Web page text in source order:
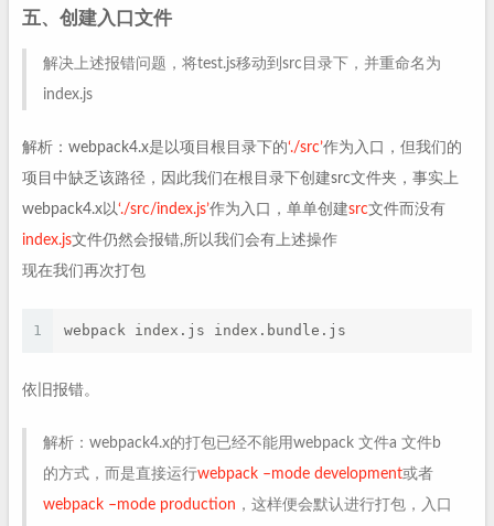
五、创建入口文件
解决上述报错问题，将test.js移动到src目录下，并重命名为
index.js
解析：webpack4.x是以项目根目录下的‘./src’作为入口，但我们的
项目中缺乏该路径，因此我们在根目录下创建src文件夹，事实上
webpack4.x以‘./src/index.js’作为入口，单单创建src文件而没有
index.js文件仍然会报错,所以我们会有上述操作
现在我们再次打包
1 webpack index.js index.bundle.js
依旧报错。
解析：webpack4.x的打包已经不能用webpack 文件a 文件b
的方式，而是直接运行webpack –mode development或者
webpack –mode production ，这样便会默认进行打包，入口